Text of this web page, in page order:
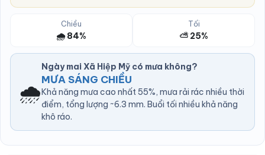
Chiều
🌧️ 84%
Tối
⛅ 25%
🌧️
Ngày mai Xã Hiệp Mỹ có mưa không?
MƯA SÁNG CHIỀU
Khả năng mưa cao nhất 55%, mưa rải rác nhiều thời
điểm, tổng lượng ~6.3 mm. Buổi tối nhiều khả năng
khô ráo.